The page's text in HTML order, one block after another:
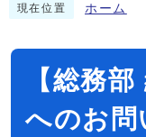
現在位置 ホーム
【総務
へのお問